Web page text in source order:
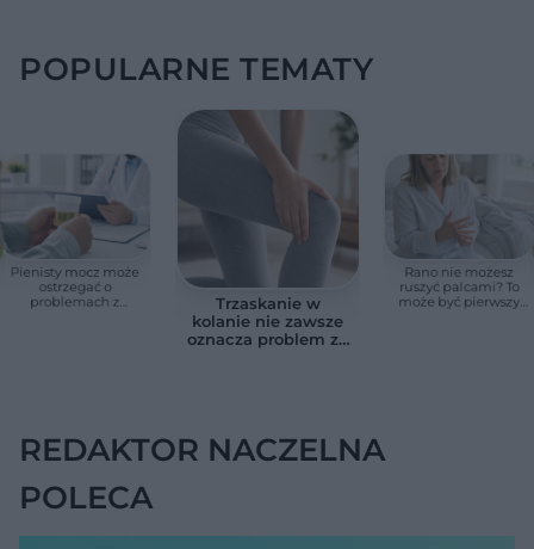
POPULARNE TEMATY
Pienisty mocz może
ostrzegać o
problemach z
Trzaskanie w
kolanie nie zawsze
oznacza problem ze
Rano nie możesz
ruszyć palcami? To
może być pierwszy
REDAKTOR NACZELNA
POLECA